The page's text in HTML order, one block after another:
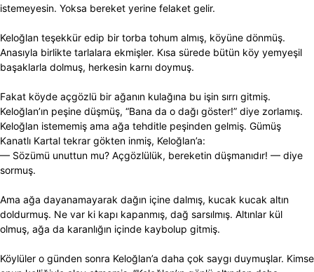
istemeyesin. Yoksa bereket yerine felaket gelir.
Keloğlan teşekkür edip bir torba tohum almış, köyüne dönmüş.
Anasıyla birlikte tarlalara ekmişler. Kısa sürede bütün köy yemyeşil
başaklarla dolmuş, herkesin karnı doymuş.
Fakat köyde açgözlü bir ağanın kulağına bu işin sırrı gitmiş.
Keloğlan’ın peşine düşmüş, “Bana da o dağı göster!” diye zorlamış.
Keloğlan istememiş ama ağa tehditle peşinden gelmiş. Gümüş
Kanatlı Kartal tekrar gökten inmiş, Keloğlan’a:
— Sözümü unuttun mu? Açgözlülük, bereketin düşmanıdır! — diye
sormuş.
Ama ağa dayanamayarak dağın içine dalmış, kucak kucak altın
doldurmuş. Ne var ki kapı kapanmış, dağ sarsılmış. Altınlar kül
olmuş, ağa da karanlığın içinde kaybolup gitmiş.
Köylüler o günden sonra Keloğlan’a daha çok saygı duymuşlar. Kimse